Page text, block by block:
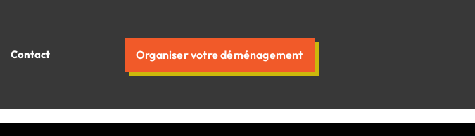
Contact Organiser votre déménagement